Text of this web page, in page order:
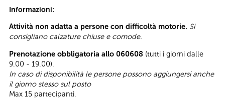
Informazioni:
Attività non adatta a persone con difficoltà motorie. Si
consigliano calzature chiuse e comode.
Prenotazione obbligatoria allo 060608 (tutti i giorni dalle
9.00 - 19.00).
In caso di disponibilità le persone possono aggiungersi anche
il giorno stesso sul posto
Max 15 partecipanti.